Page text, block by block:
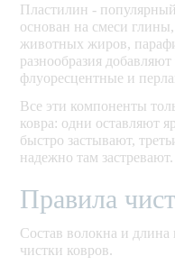
Пластилин -
основан на смеси
животных жиров,
разнообразия
флуоресцентные и
Все эти компоненты
ковра: одни оставляют
быстро застывают,
надежно там застревают.
Правила
Состав волокна и длина
чистки ковров.